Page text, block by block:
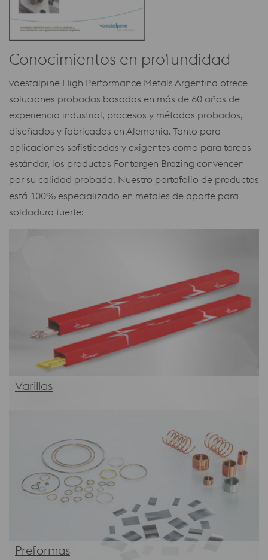
Conocimientos en profundidad
voestalpine High Performance Metals Argentina ofrece
soluciones probadas basadas en más de 60 años de
experiencia industrial, procesos y métodos probados,
diseñados y fabricados en Alemania. Tanto para
aplicaciones sofisticadas y exigentes como para tareas
estándar, los productos Fontargen Brazing convencen
por su calidad probada. Nuestro portafolio de productos
está 100% especializado en metales de aporte para
soldadura fuerte:
Varillas
Preformas